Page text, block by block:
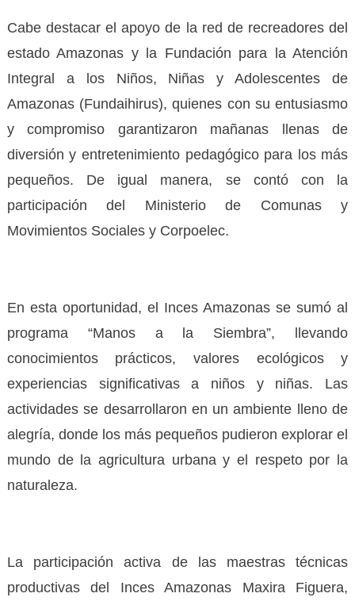
Cabe destacar el apoyo de la red de recreadores del
estado Amazonas y la Fundación para la Atención
Integral a los Niños, Niñas y Adolescentes de
Amazonas (Fundaihirus), quienes con su entusiasmo
y compromiso garantizaron mañanas llenas de
diversión y entretenimiento pedagógico para los más
pequeños. De igual manera, se contó con la
participación del Ministerio de Comunas y
Movimientos Sociales y Corpoelec.
En esta oportunidad, el Inces Amazonas se sumó al
programa “Manos a la Siembra”, llevando
conocimientos prácticos, valores ecológicos y
experiencias significativas a niños y niñas. Las
actividades se desarrollaron en un ambiente lleno de
alegría, donde los más pequeños pudieron explorar el
mundo de la agricultura urbana y el respeto por la
naturaleza.
La participación activa de las maestras técnicas
productivas del Inces Amazonas Maxira Figuera,